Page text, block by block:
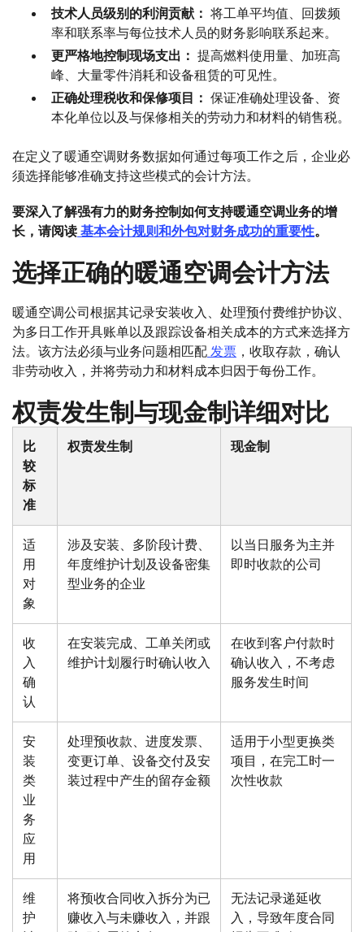
技术人员级别的利润贡献： 将工单平均值、回拨频
率和联系率与每位技术人员的财务影响联系起来。
更严格地控制现场支出： 提高燃料使用量、加班高
峰、大量零件消耗和设备租赁的可见性。
正确处理税收和保修项目： 保证准确处理设备、资
本化单位以及与保修相关的劳动力和材料的销售税。
在定义了暖通空调财务数据如何通过每项工作之后，企业必
须选择能够准确支持这些模式的会计方法。
要深入了解强有力的财务控制如何支持暖通空调业务的增
长，请阅读 基本会计规则和外包对财务成功的重要性。
选择正确的暖通空调会计方法
暖通空调公司根据其记录安装收入、处理预付费维护协议、
为多日工作开具账单以及跟踪设备相关成本的方式来选择方
法。该方法必须与业务问题相匹配 发票 ，收取存款，确认
非劳动收入，并将劳动力和材料成本归因于每份工作。
权责发生制与现金制详细对比
比
较
标
准
权责发生制 现金制
适
用
对
象
涉及安装、多阶段计费、
年度维护计划及设备密集
型业务的企业
以当日服务为主并
即时收款的公司
收
入
确
认
在安装完成、工单关闭或
维护计划履行时确认收入
在收到客户付款时
确认收入，不考虑
服务发生时间
安
装
类
业
务
应
用
处理预收款、进度发票、
变更订单、设备交付及安
装过程中产生的留存金额
适用于小型更换类
项目，在完工时一
次性收款
维
护
将预收合同收入拆分为已
赚收入与未赚收入，并跟
无法记录递延收
入，导致年度合同